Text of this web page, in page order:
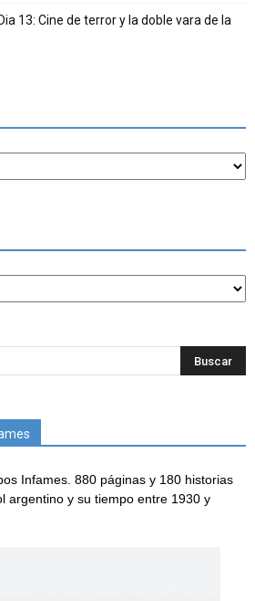
13: Cine de terror y la doble vara de la
Infames. 880 páginas y 180 historias
argentino y su tiempo entre 1930 y